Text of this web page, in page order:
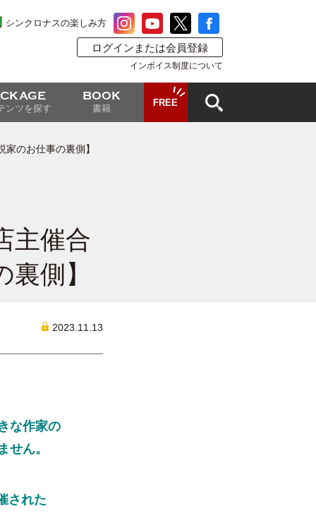
シンクロナスの楽しみ方
ログインまたは会員登録
インボイス制度について
ンツを探す
BOOK
書籍
FREE
のお仕事の裏側】
主催合
側】
2023.11.13
な作家の
せん。
された